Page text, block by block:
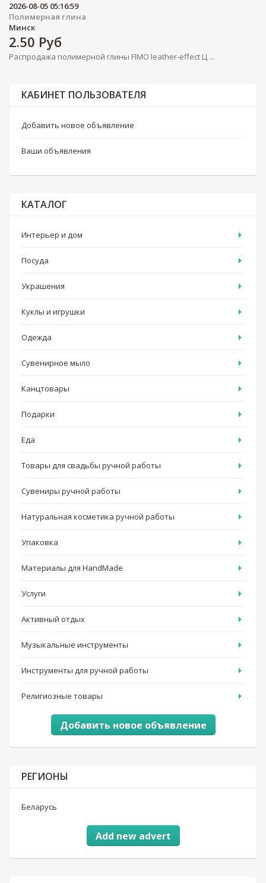
2026-08-05 05:16:59
Полимерная глина
Минск
2.50 Руб
Распродажа полимерной глины FIMO leather-effect Ц ...
КАБИНЕТ ПОЛЬЗОВАТЕЛЯ
Добавить новое объявление
Ваши объявления
КАТАЛОГ
Интерьер и дом
Посуда
Украшения
Куклы и игрушки
Одежда
Сувенирное мыло
Канцтовары
Подарки
Еда
Товары для свадьбы ручной работы
Сувениры ручной работы
Натуральная косметика ручной работы
Упаковка
Материалы для HandMade
Услуги
Активный отдых
Музыкальные инструменты
Инструменты для ручной работы
Религиозные товары
Добавить новое объявление
РЕГИОНЫ
Беларусь
Add new advert